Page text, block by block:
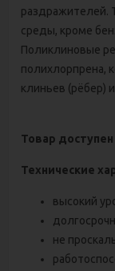
раздражителей.
среды, кроме
Поликлиновые
полихлорпрена,
клиньев (рёбер)
Товар доступен
Технические
высокий
не